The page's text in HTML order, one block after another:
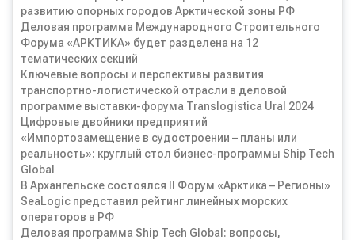
развитию опорных городов Арктической зоны РФ
Деловая программа Международного Строительного
Форума «АРКТИКА» будет разделена на 12
тематических секций
Ключевые вопросы и перспективы развития
транспортно-логистической отрасли в деловой
программе выставки-форума Translogistica Ural 2024
Цифровые двойники предприятий
«Импортозамещение в судостроении – планы или
реальность»: круглый стол бизнес-программы Ship Tech
Global
В Архангельске состоялся II Форум «Арктика – Регионы»
SeaLogic представил рейтинг линейных морских
операторов в РФ
Деловая программа Ship Tech Global: вопросы,